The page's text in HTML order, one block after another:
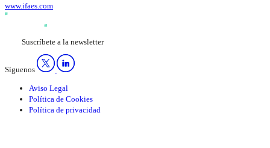
www.ifaes.com
Suscríbete a la newsletter
Síguenos
Aviso Legal
Política de Cookies
Política de privacidad